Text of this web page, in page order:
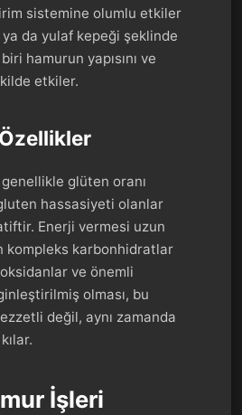
sistemine olumlu etkiler
da yulaf kepeği şeklinde
hamurun yapısını ve
etkiler.
glüten oranı
hassasiyeti olanlar
Enerji vermesi uzun
kompleks karbonhidratlar
ve önemli
olması, bu
değil, aynı zamanda
İşleri